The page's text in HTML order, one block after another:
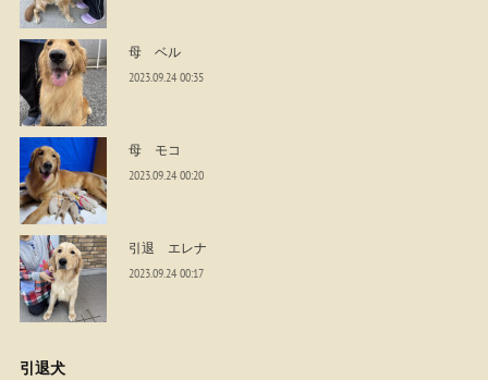
母 ベル
2023.09.24 00:35
母 モコ
2023.09.24 00:20
引退 エレナ
2023.09.24 00:17
引退犬